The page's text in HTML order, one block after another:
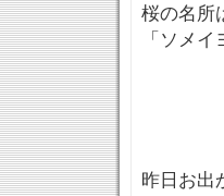
桜の名所
「ソメ
昨日お出